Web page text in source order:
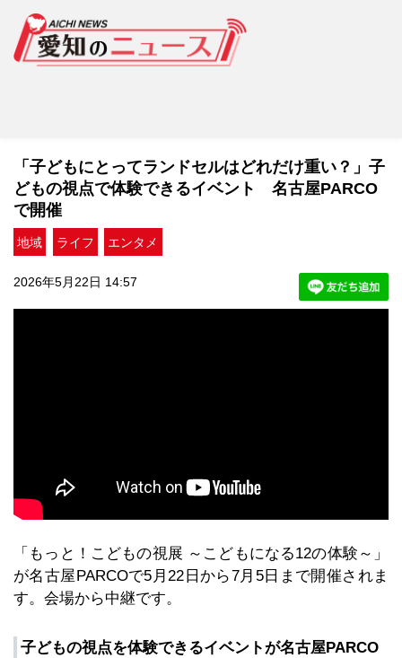
「子どもにとってランドセルはどれだけ重い？」子
どもの視点で体験できるイベント 名古屋PARCO
で開催
地域 ライフ エンタメ
2026年5月22日 14:57
「もっと！こどもの視展 ～こどもになる12の体験～」
が名古屋PARCOで5月22日から7月5日まで開催されま
す。会場から中継です。
子どもの視点を体験できるイベントが名古屋PARCO